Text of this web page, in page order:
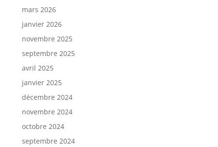
mars 2026
janvier 2026
novembre 2025
septembre 2025
avril 2025
janvier 2025
décembre 2024
novembre 2024
octobre 2024
septembre 2024